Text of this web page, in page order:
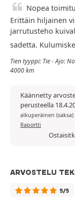
Nopea
Erittäin hiljainen
jarrutusteho
sadetta.
Tien tyyppi: Tie - Ajo:
4000 km
Käännetty
perusteella
alkuperäinen (saksa)
Raportti
ARVOSTELU
5/5